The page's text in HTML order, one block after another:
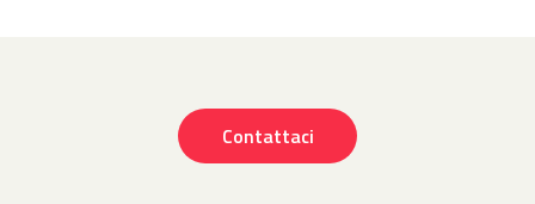
Contattaci